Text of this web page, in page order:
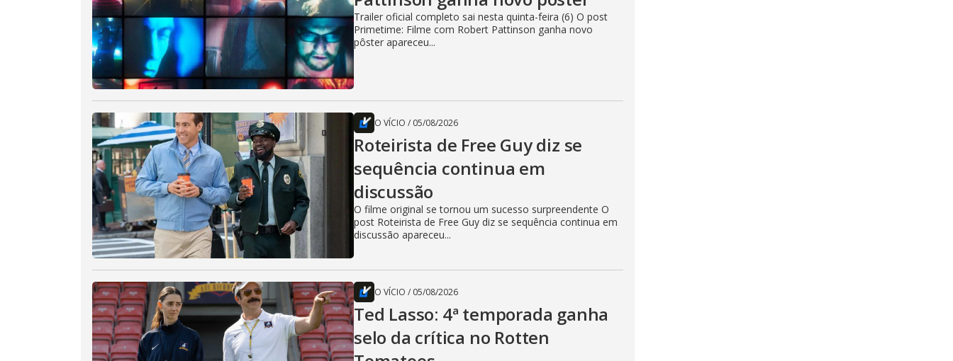
Trailer oficial completo sai nesta quinta-feira (6) O post
Primetime: Filme com Robert Pattinson ganha novo
pôster apareceu...
O VÍCIO / 05/08/2026
Roteirista de Free Guy diz se
sequência continua em
discussão
O filme original se tornou um sucesso surpreendente O
post Roteirista de Free Guy diz se sequência continua em
discussão apareceu...
O VÍCIO / 05/08/2026
Ted Lasso: 4ª temporada ganha
selo da crítica no Rotten